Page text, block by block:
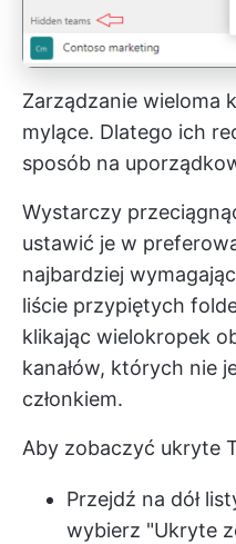
Zarządzanie wieloma
mylące. Dlatego ich
sposób na
Wystarczy
ustawić je w
najbardziej
liście przypiętych
klikając wielokropek
kanałów, których nie
członkiem.
Aby zobaczyć ukryte
Przejdź na dół
wybierz "Ukryte